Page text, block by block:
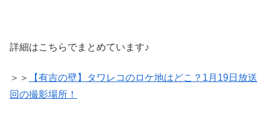
詳細はこちらでまとめています♪
＞＞
【有吉の壁】タワレコのロケ地はどこ？1月19日放送
回の撮影場所！